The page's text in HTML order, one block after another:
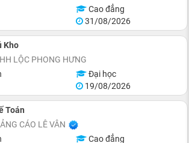
Cao đẳng
31/08/2026
Kho
LỘC PHONG HƯNG
Đại học
19/08/2026
Toán
CÁO LÊ VÂN
Cao đẳng